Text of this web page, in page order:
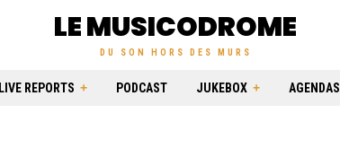
LE MUSICODROME
DU SON HORS DES MURS
LIVE REPORTS PODCAST JUKEBOX AGENDAS